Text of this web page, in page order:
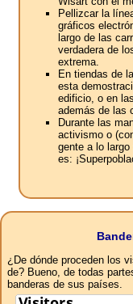
Pellizcar la
gráficos
largo de las
verdadera de
extrema.
En tiendas de
esta
edificio, o en
además de las
Durante las
activismo o
gente a lo
es:
¿De dónde proceden los
de? Bueno, de todas
banderas de sus países.